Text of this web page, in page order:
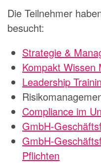
Die Teilnehmer
besucht:
Strategie &
Kompakt Wissen
Leadership
Compliance im
GmbH-
GmbH-
Pflichten